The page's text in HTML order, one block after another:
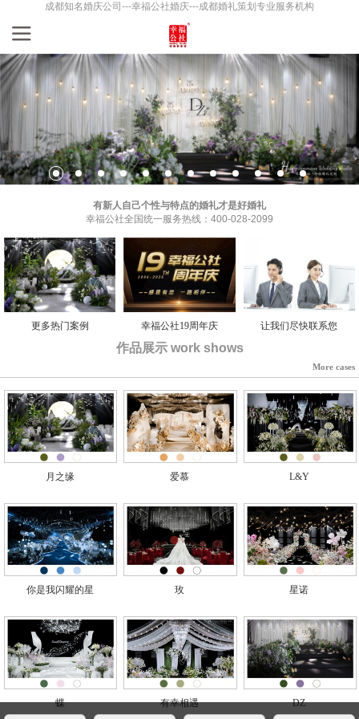
成都知名婚庆公司---幸福公社婚庆---成都婚礼策划专业服务机构
有新人自己个性与特点的婚礼才是好婚礼
幸福公社全国统一服务热线：400-028-2099
更多热门案例 幸福公社19周年庆 让我们尽快联系您
作品展示 work shows
More cases
月之缘 爱慕 L&Y
你是我闪耀的星 玫 星诺
蝶 有幸相遇 DZ